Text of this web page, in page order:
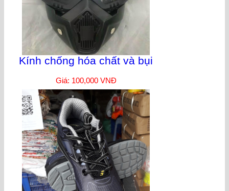
Kính chống hóa chất và bụi
Giá: 100,000 VNĐ